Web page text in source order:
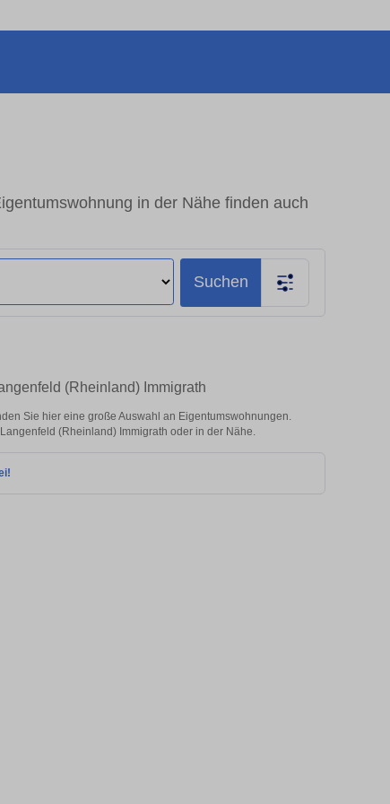
in der Nähe finden auch
Suchen
(Rheinland) Immigrath
Sie hier eine große Auswahl an Eigentumswohnungen.
(Rheinland) Immigrath oder in der Nähe.